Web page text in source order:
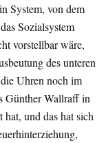
System, von dem
Sozialsystem
vorstellbar wäre,
des unteren
Uhren noch im
Günther Wallraff in
hat, und das hat sich